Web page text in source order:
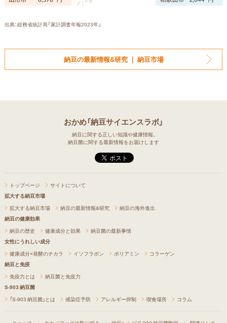
出典：総務省統計局「家計調査年報2023年」
納豆の最新情報&研究 ｜ 納豆市場
おかめ「納豆サイエンスラボ」
納豆に関する正しい知識や健康情報、
納豆菌に関する最新情報をお届けします
トップページ
サイトについて
拡大する納豆市場
拡大する納豆市場
納豆の最新情報&研究
納豆の海外進出
納豆の健康効果
納豆の歴史
健康成分と効果
納豆菌の最新事情
女性にうれしい成分
健康成分×発酵のチカラ
イソフラボン ポリアミン
コラーゲン
納豆と免疫
免疫力とは
納豆菌と免疫力
S-903 納豆菌
「S-903 納豆菌」とは
感染症予防 アレルギー抑制 喫食場所 コラム